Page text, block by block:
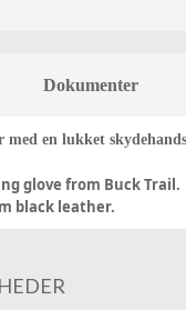
Dokumenter
en lukket
glove from Buck Trail.
black leather.